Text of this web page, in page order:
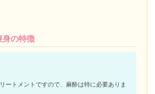
身の特徴
ートメントですので、麻酔は特に必要ありま